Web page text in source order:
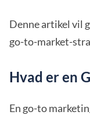
Denne artikel vil
go-to-market-
Hvad er en
En go-to